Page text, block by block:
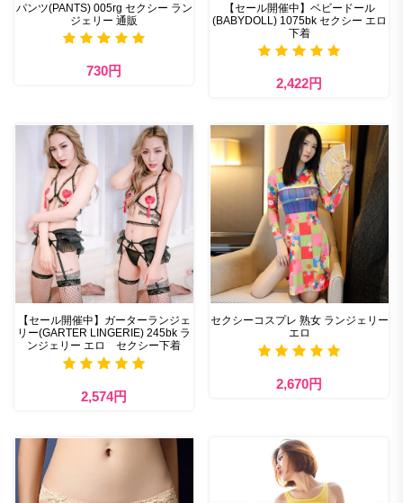
パンツ(PANTS) 005rg セクシー ラン
ジェリー 通販
730円
【セール開催中】ベビードール
(BABYDOLL) 1075bk セクシー エロ
下着
2,422円
【セール開催中】ガーターランジェ
リー(GARTER LINGERIE) 245bk ラ
ンジェリー エロ セクシー下着
2,574円
セクシーコスプレ 熟女 ランジェリー
エロ
2,670円